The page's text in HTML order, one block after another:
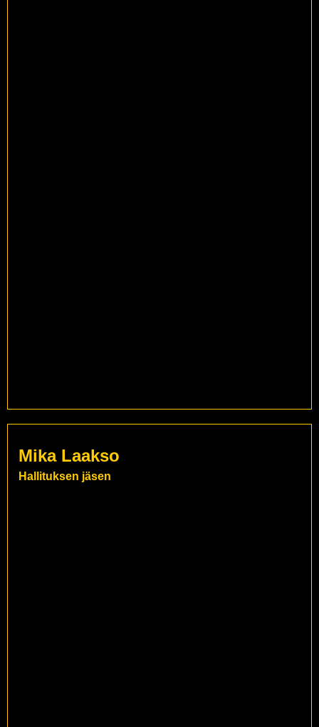
Mika Laakso
Hallituksen jäsen